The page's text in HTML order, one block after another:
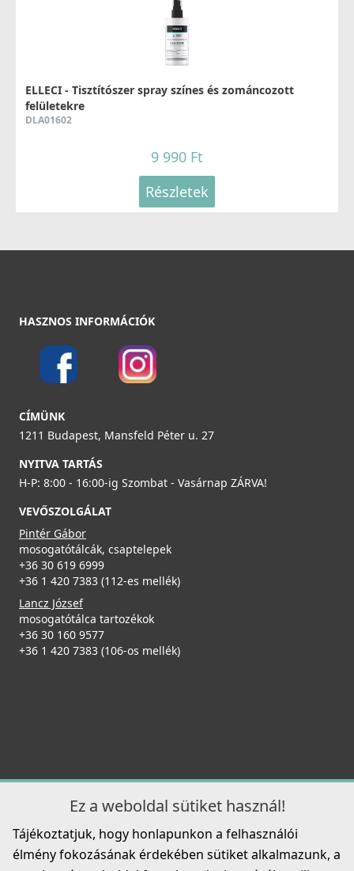
ELLECI - Tisztítószer spray színes és zománcozott
felületekre
DLA01602
9 990 Ft
Részletek
HASZNOS INFORMÁCIÓK
CÍMÜNK
1211 Budapest, Mansfeld Péter u. 27
NYITVA TARTÁS
H-P: 8:00 - 16:00-ig Szombat - Vasárnap ZÁRVA!
VEVŐSZOLGÁLAT
Pintér Gábor
mosogatótálcák, csaptelepek
+36 30 619 6999
+36 1 420 7383 (112-es mellék)
Lancz József
mosogatótálca tartozékok
+36 30 160 9577
+36 1 420 7383 (106-os mellék)
Ez a weboldal sütiket használ!
Tájékoztatjuk, hogy honlapunkon a felhasználói
élmény fokozásának érdekében sütiket alkalmazunk, a